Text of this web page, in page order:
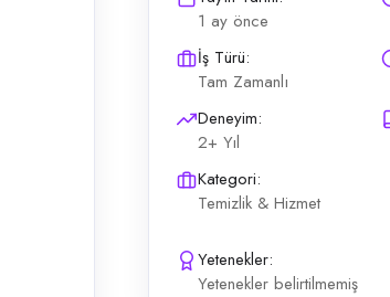
1 ay önce
İş Türü:
Tam Zamanlı
Deneyim:
2+ Yıl
Kategori:
Temizlik & Hizmet
Yetenekler:
Yetenekler belirtilmemiş